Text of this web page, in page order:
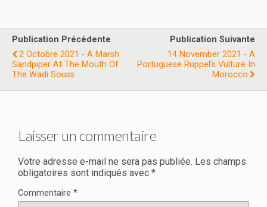
Publication Précédente
2 Octobre 2021 - A Marsh
Sandpiper At The Mouth Of
The Wadi Souss
Publication Suivante
14 November 2021 - A
Portuguese Rüppel’s Vulture In
Morocco
Laisser un commentaire
Votre adresse e-mail ne sera pas publiée. Les champs
obligatoires sont indiqués avec *
Commentaire *